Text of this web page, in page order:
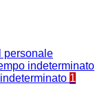
personale
indeterminato
1